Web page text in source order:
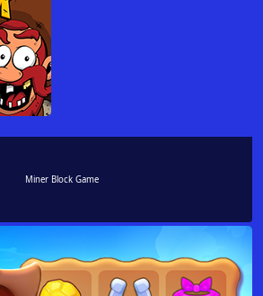
Miner Block Game